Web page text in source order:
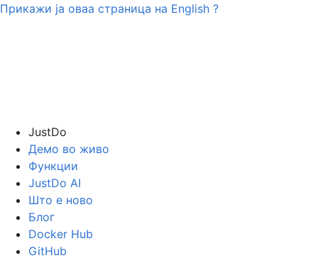
Прикажи ја оваа страница на English ?
JustDo
Демо во живо
Функции
JustDo AI
Што е ново
Блог
Docker Hub
GitHub